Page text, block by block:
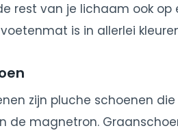
rest van je lichaam ook
is in allerlei
zijn pluche schoenen
de magnetron.